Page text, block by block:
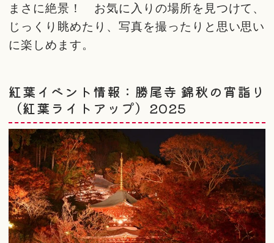
まさに絶景！ お気に入りの場所を見つけて、
じっくり眺めたり、写真を撮ったりと思い思い
に楽しめます。
紅葉イベント情報：勝尾寺 錦秋の宵詣り
（紅葉ライトアップ）2025